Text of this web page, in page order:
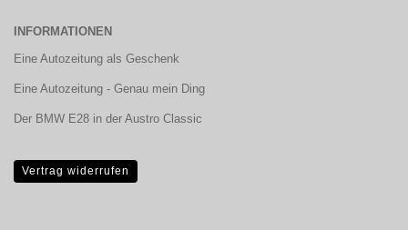
INFORMATIONEN
Eine Autozeitung als Geschenk
Eine Autozeitung - Genau mein Ding
Der BMW E28 in der Austro Classic
Vertrag widerrufen